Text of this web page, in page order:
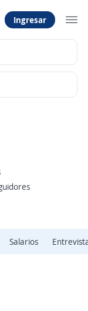
Ingresar
Salarios